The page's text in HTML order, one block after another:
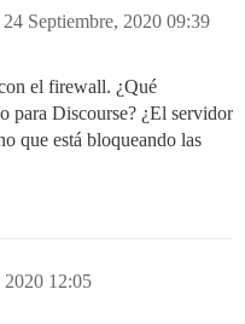
24 Septiembre, 2020 09:39
el firewall. ¿Qué
para Discourse? ¿El servidor
que está bloqueando las
2020 12:05